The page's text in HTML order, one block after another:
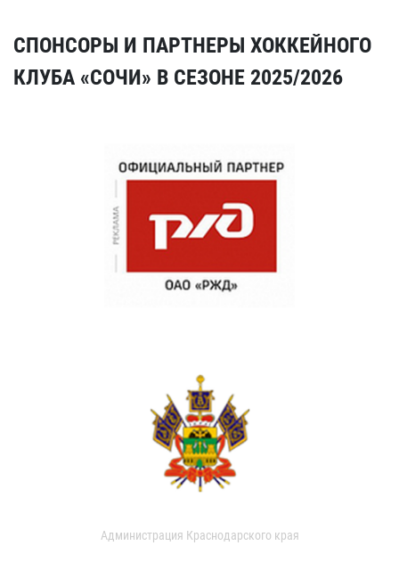
СПОНСОРЫ И ПАРТНЕРЫ ХОККЕЙНОГО
КЛУБА «СОЧИ» В СЕЗОНЕ 2025/2026
Администрация Краснодарского края